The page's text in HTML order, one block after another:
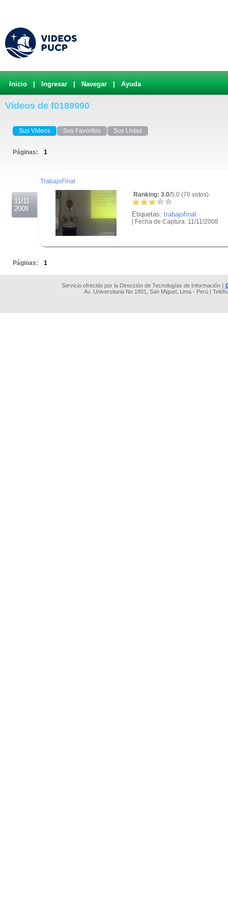
Inicio Ingresar Navegar Ayuda
Videos de f0189990
Sus Videos Sus Favoritos Sus Listas
Páginas: 1
11/11
2008
TrabajoFinal
Ranking: 3.0/5.0 (76 votos)
Etiquetas: trabajofinal
| Fecha de Captura: 11/11/2008
Páginas: 1
Servicio ofrecido por la Dirección de Tecnologías de Información (
Av. Universitaria No 1801, San Miguel, Lima - Perú |